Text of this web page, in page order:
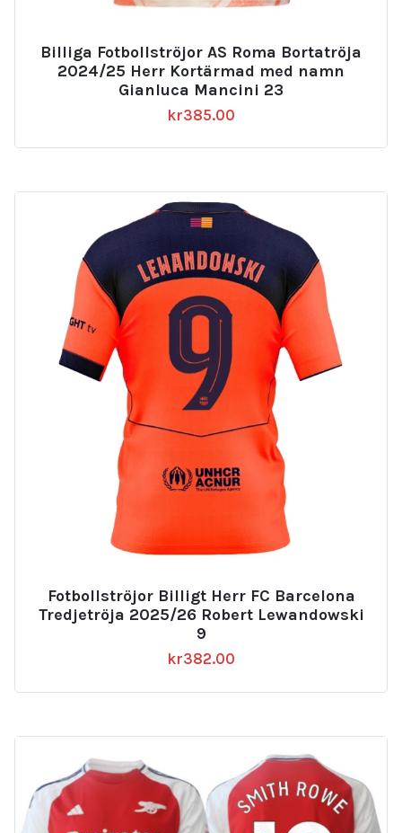
Billiga Fotbollströjor AS Roma Bortatröja
2024/25 Herr Kortärmad med namn
Gianluca Mancini 23
kr385.00
Fotbollströjor Billigt Herr FC Barcelona
Tredjetröja 2025/26 Robert Lewandowski
9
kr382.00